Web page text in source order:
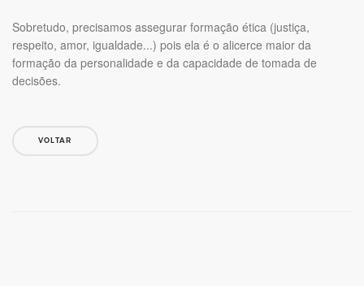
Sobretudo, precisamos assegurar formação ética (justiça,
respeito, amor, igualdade...) pois ela é o alicerce maior da
formação da personalidade e da capacidade de tomada de
decisões.
VOLTAR